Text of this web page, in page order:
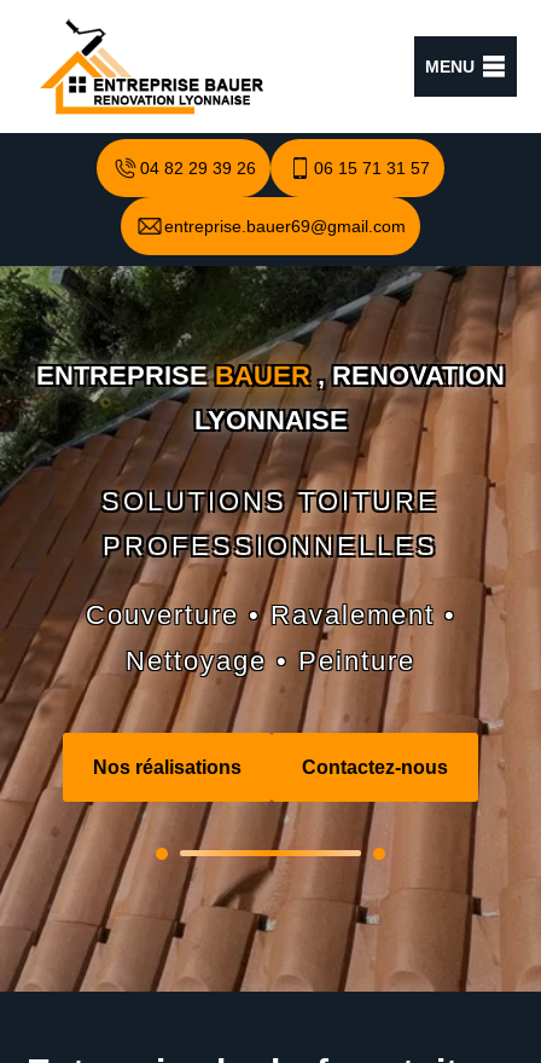
MENU
04 82 29 39 26 06 15 71 31 57
entreprise.bauer69@gmail.com
ENTREPRISEBAUER, RENOVATION
LYONNAISE
SOLUTIONS TOITURE
PROFESSIONNELLES
Couverture • Ravalement •
Nettoyage • Peinture
Nos réalisations Contactez-nous